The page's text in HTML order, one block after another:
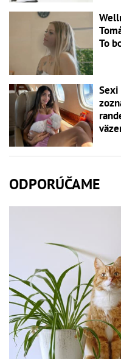
To
Sexi
ODPORÚČAME